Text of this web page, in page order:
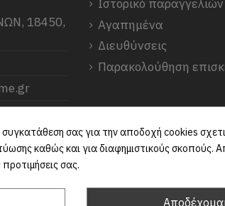
18450,
που μας
Ιστορικό παραγγελιών
Αγαπημένα
Διευθύνσεις
Παρακολούθηση
σας για την αποδοχή cookies
καθώς και για διαφημιστικούς σκοπούς.
σας.